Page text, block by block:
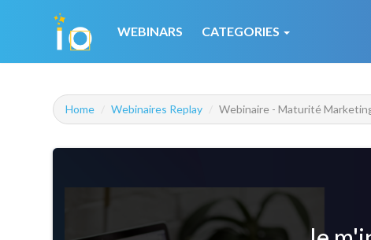
WEBINARS CATEGORIES
Home Webinaires Replay Webinaire - Maturité